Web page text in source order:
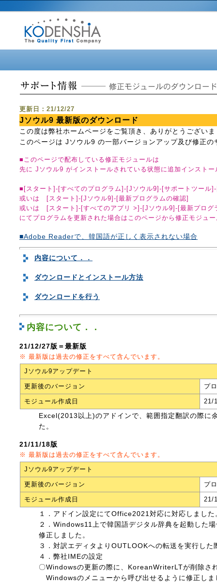
更新日：21/12/27
Jソウル9 最新版のダウンロード
この度は弊社ホームページをご覧頂き、ありがとうござい
このページは Jソウル9 の一部バージョンアップ及び修正
■このページで配布している修正モジュールは
先に Jソウル9 がインストールされている状態に追加インスト
■[スタート]-[すべてのプログラム]-[Jソウル9]-[サポートツール
或いは [スタート]-[Jソウル9]-[最新プログラムの確認]
或いは [スタート]-[すべてのアプリ >]-[Jソウル9]-[最新プログ
にてプログラムを更新された場合はこのページから修正モジュ
■Adobe Readerで、韓国語が正しく表示されない場合
内容について．．
ダウンロードとインストール方法
ダウンロードを行う
内容について．．
21/12/27版＝最新版
※ 最新版は過去の修正をすべて含んでいます。
Jソウル9アップデート
更新後のバージョン プ
モジュール作成日
21/
Excel(2013以上)のアドインで、範囲指定翻訳の際に
た。
21/11/18版
※ 最新版は過去の修正をすべて含んでいます。
Jソウル9アップデート
更新後のバージョン プ
モジュール作成日
21/
１．アドイン設定にてOffice2021対応に対応しました
２．Windows11上で韓国語デジタル辞典を起動した
修正しました。
３．対訳エディタよりOUTLOOKへの転送を実行し
４．弊社IMEの設定
〇Windowsの更新の際に、KoreanWriterLTが削除さ
Windowsのメニューから呼び出せるように修正しま